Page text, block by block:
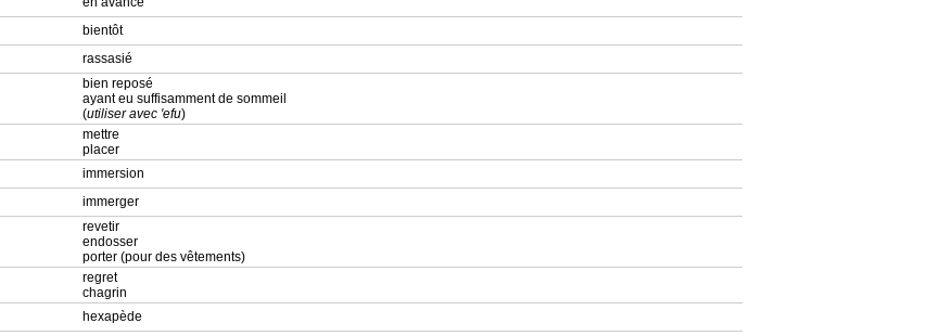
bientôt
rassasié
bien reposé
ayant eu suffisamment de sommeil
(utiliser avec 'efu)
mettre
placer
immersion
immerger
revetir
endosser
porter (pour des vêtements)
regret
chagrin
hexapède